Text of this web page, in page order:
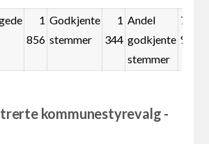
1
856
Godkjente
stemmer
1
344
Andel
godkjente
stemmer
72,4
%
kommunestyrevalg -